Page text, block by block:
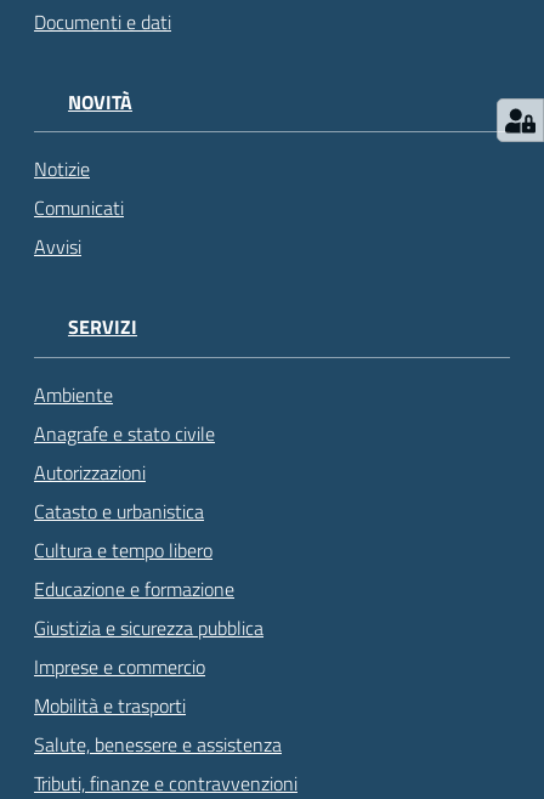
Documenti e dati
NOVITÀ
Notizie
Comunicati
Avvisi
SERVIZI
Ambiente
Anagrafe e stato civile
Autorizzazioni
Catasto e urbanistica
Cultura e tempo libero
Educazione e formazione
Giustizia e sicurezza pubblica
Imprese e commercio
Mobilità e trasporti
Salute, benessere e assistenza
Tributi, finanze e contravvenzioni